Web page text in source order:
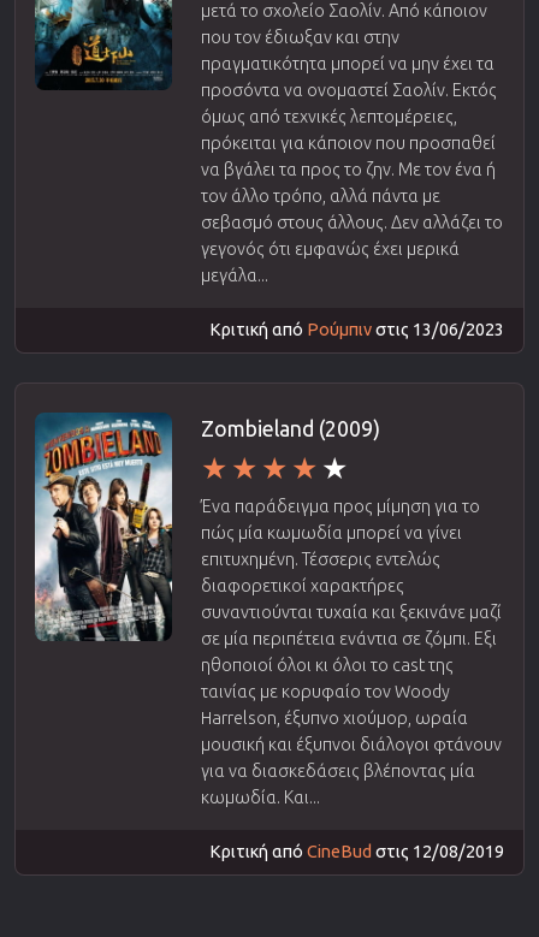
μετά το σχολείο Σαολίν. Από κάποιον
που τον έδιωξαν και στην
πραγματικότητα μπορεί να μην έχει τα
προσόντα να ονομαστεί Σαολίν. Εκτός
όμως από τεχνικές λεπτομέρειες,
πρόκειται για κάποιον που προσπαθεί
να βγάλει τα προς το ζην. Με τον ένα ή
τον άλλο τρόπο, αλλά πάντα με
σεβασμό στους άλλους. Δεν αλλάζει το
γεγονός ότι εμφανώς έχει μερικά
μεγάλα...
Κριτική από Ρούμπινστις 13/06/2023
Zombieland (2009)
Ένα παράδειγμα προς μίμηση για το
πώς μία κωμωδία μπορεί να γίνει
επιτυχημένη. Τέσσερις εντελώς
διαφορετικοί χαρακτήρες
συναντιούνται τυχαία και ξεκινάνε μαζί
σε μία περιπέτεια ενάντια σε ζόμπι. Εξι
ηθοποιοί όλοι κι όλοι το cast της
ταινίας με κορυφαίο τον Woody
Harrelson, έξυπνο χιούμορ, ωραία
μουσική και έξυπνοι διάλογοι φτάνουν
για να διασκεδάσεις βλέποντας μία
κωμωδία. Και...
Κριτική από CineBud στις 12/08/2019